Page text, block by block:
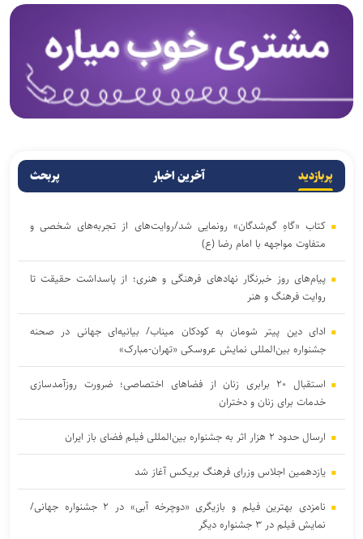
پربازدید آخرین اخبار پربحث
کتاب «گاهِ گم‌شدگان» رونمایی شد/روایت‌های از تجربه‌های شخصی و
متفاوت مواجهه با امام رضا (ع)
پیام‌های روز خبرنگار نهادهای فرهنگی و هنری؛ از پاسداشت حقیقت تا
روایت فرهنگ و هنر
ادای دین پیتر شومان به کودکان میناب/ بیانیه‌ای جهانی در صحنه
جشنواره بین‌المللی نمایش عروسکی «تهران-مبارک»
استقبال ۲۰ برابری زنان از فضاهای اختصاصی؛ ضرورت روزآمدسازی
خدمات برای زنان و دختران
ارسال حدود ۲ هزار اثر به جشنواره بین‌المللی فیلم فضای باز ایران
یازدهمین اجلاس وزرای فرهنگ بریکس آغاز شد
نامزدی بهترین فیلم و بازیگری «دوچرخه آبی» در ۲ جشنواره جهانی/
نمایش فیلم در ۳ جشنواره دیگر